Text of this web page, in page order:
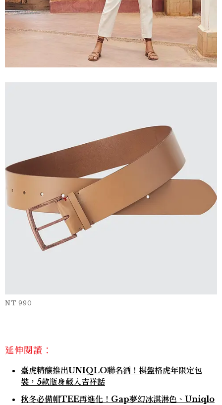
NT 990
延伸閱讀：
臺虎精釀推出UNIQLO聯名酒！棋盤格虎年限定包
裝，5款瓶身藏入吉祥話
秋冬必備帽TEE再進化！Gap夢幻冰淇淋色、Uniqlo